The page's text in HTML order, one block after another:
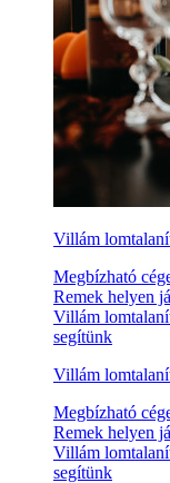
Villám
Megbízható
Remek helyen
Villám
segítünk
Villám
Megbízható
Remek helyen
Villám
segítünk